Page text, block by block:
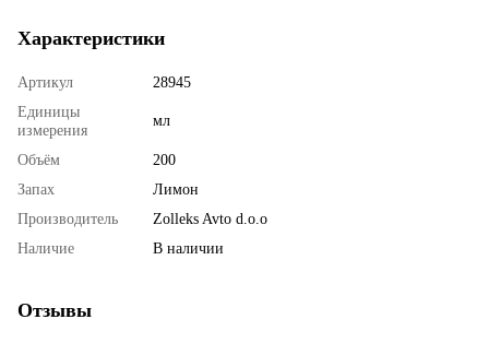
Характеристики
Артикул
28945
Единицы
измерения
мл
Объём
200
Запах
Лимон
Производитель
Zolleks Avto d.o.o
Наличие
В наличии
Отзывы